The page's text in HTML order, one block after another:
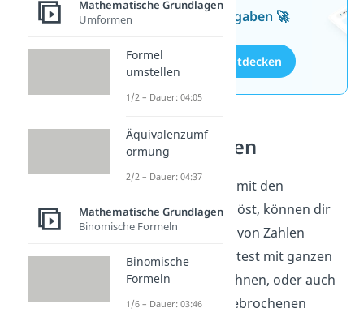
kostenlosen Aufgaben 🚀
Aufgaben entdecken
Zahlenmengen
Wenn du Aufgaben mit den
Grundrechenarten löst, können dir
verschiedene Arten von Zahlen
begegnen. Du könntest mit ganzen
Zahlen wie 2 + 3 rechnen, oder auch
mit sogenannten gebrochenen
Mathematische Grundlagen
Umformen
Formel
umstellen
1/2 – Dauer: 04:05
Äquivalenzumf
ormung
2/2 – Dauer: 04:37
Mathematische Grundlagen
Binomische Formeln
Binomische
Formeln
1/6 – Dauer: 03:46